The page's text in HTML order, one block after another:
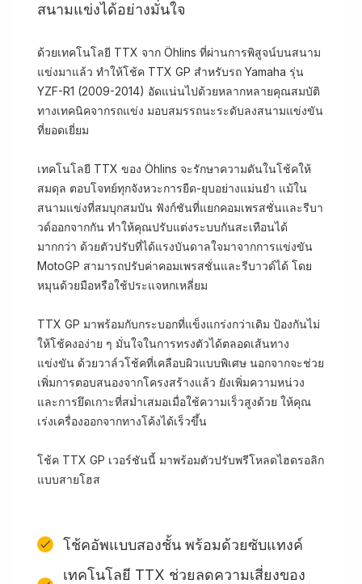
สนามแข่งได้อย่างมั่นใจ
ด้วยเทคโนโลยี TTX จาก Öhlins ที่ผ่านการพิสูจน์บนสนาม
แข่งมาแล้ว ทำให้โช้ค TTX GP สำหรับรถ Yamaha รุ่น
YZF-R1 (2009-2014) อัดแน่นไปด้วยหลากหลายคุณสมบัติ
ทางเทคนิคจากรถแข่ง มอบสมรรถนะระดับลงสนามแข่งขัน
ที่ยอดเยี่ยม
เทคโนโลยี TTX ของ Öhlins จะรักษาความดันในโช้คให้
สมดุล ตอบโจทย์ทุกจังหวะการยืด-ยุบอย่างแม่นยำ แม้ใน
สนามแข่งที่สมบุกสมบัน ฟังก์ชันที่แยกคอมเพรสชั่นและรีบา
วด์ออกจากกัน ทำให้คุณปรับแต่งระบบกันสะเทือนได้
มากกว่า ด้วยตัวปรับที่ได้แรงบันดาลใจมาจากการแข่งขัน
MotoGP สามารถปรับค่าคอมเพรสชั่นและรีบาวด์ได้ โดย
หมุนด้วยมือหรือใช้ประแจหกเหลี่ยม
TTX GP มาพร้อมกับกระบอกที่แข็งแกร่งกว่าเดิม ป้องกันไม่
ให้โช้คงอง่าย ๆ มั่นใจในการทรงตัวได้ตลอดเส้นทาง
แข่งขัน ด้วยวาล์วโช้คที่เคลือบผิวแบบพิเศษ นอกจากจะช่วย
เพิ่มการตอบสนองจากโครงสร้างแล้ว ยังเพิ่มความหน่วง
และการยึดเกาะที่สม่ำเสมอเมื่อใช้ความเร็วสูงด้วย ให้คุณ
เร่งเครื่องออกจากทางโค้งได้เร็วขึ้น
โช้ค TTX GP เวอร์ชันนี้ มาพร้อมตัวปรับพรีโหลดไฮดรอลิก
แบบสายโฮส
โช้คอัพแบบสองชั้น พร้อมด้วยซับแทงค์
เทคโนโลยี TTX ช่วยลดความเสี่ยงของ